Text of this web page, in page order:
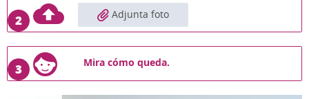
2 Adjunta foto
3 Mira cómo queda.